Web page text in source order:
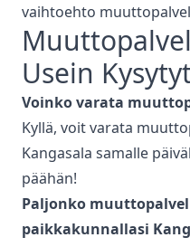
vaihtoehto
Usein
Voinko varata
Kyllä, voit varata
Kangasala samalle
päähän!
Paljonko
paikkakunnallasi